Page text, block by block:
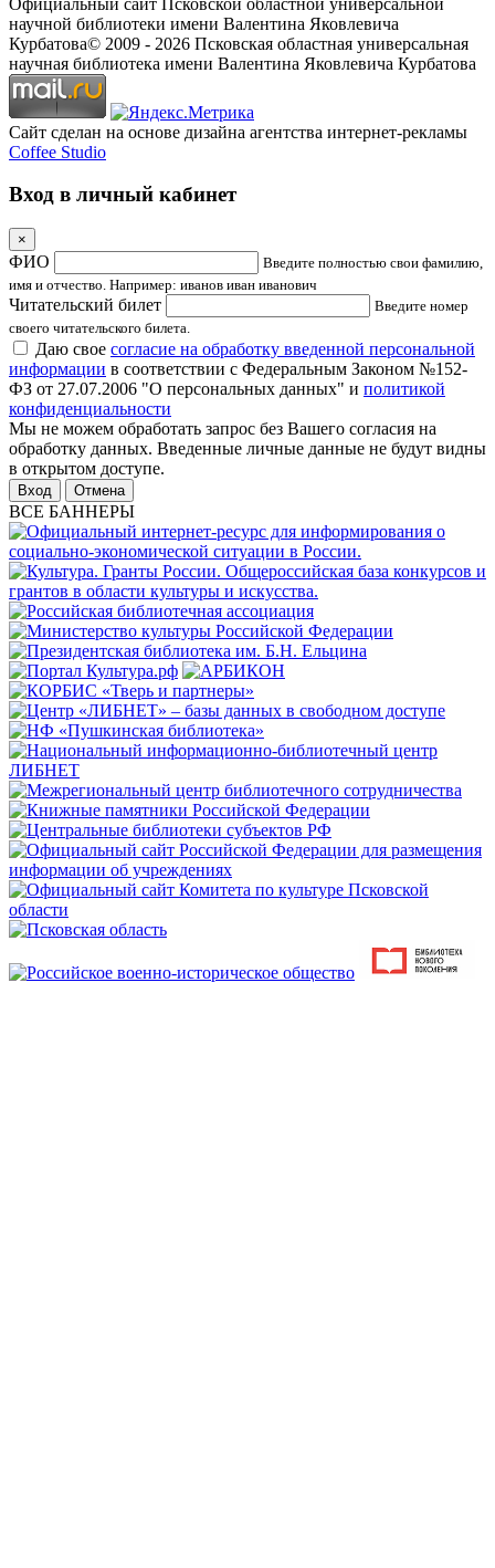
научной библиотеки имени Валентина Яковлевича
Курбатова© 2009 - 2026 Псковская областная универсальная
научная библиотека имени Валентина Яковлевича Курбатова
Сайт сделан на основе дизайна агентства интернет-рекламы
Coffee Studio
Вход в личный кабинет
×
ФИО
Введите полностью свои фамилию,
имя и отчество. Например: иванов иван иванович
Читательский билет
Введите номер
своего читательского билета.
Даю свое согласие на обработку введенной персональной
информации в соответствии с Федеральным Законом №152-
ФЗ от 27.07.2006 "О персональных данных" и политикой
конфиденциальности
Мы не можем обработать запрос без Вашего согласия на
обработку данных. Введенные личные данные не будут видны
в открытом доступе.
Отмена
ВСЕ БАННЕРЫ